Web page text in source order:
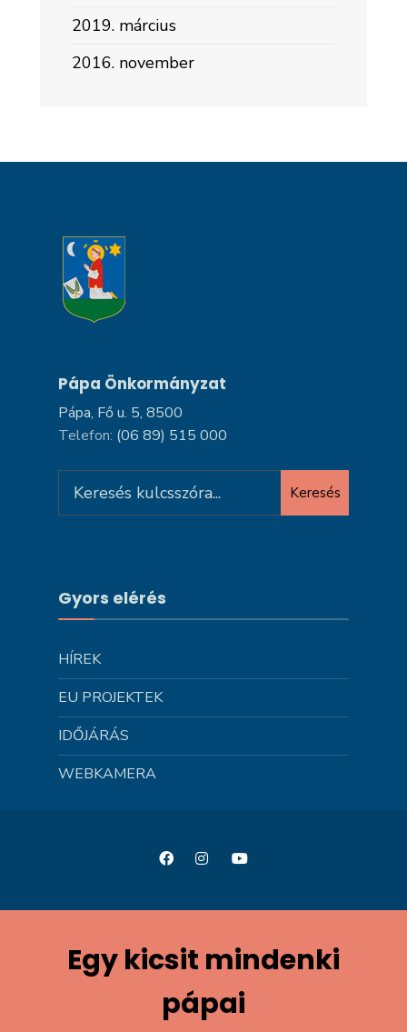
2019. március
2016. november
Pápa Önkormányzat
Pápa, Fő u. 5, 8500
Telefon: (06 89) 515 000
for:
Keresés
Gyors elérés
HÍREK
EU PROJEKTEK
IDŐJÁRÁS
WEBKAMERA
Egy kicsit mindenki
pápai